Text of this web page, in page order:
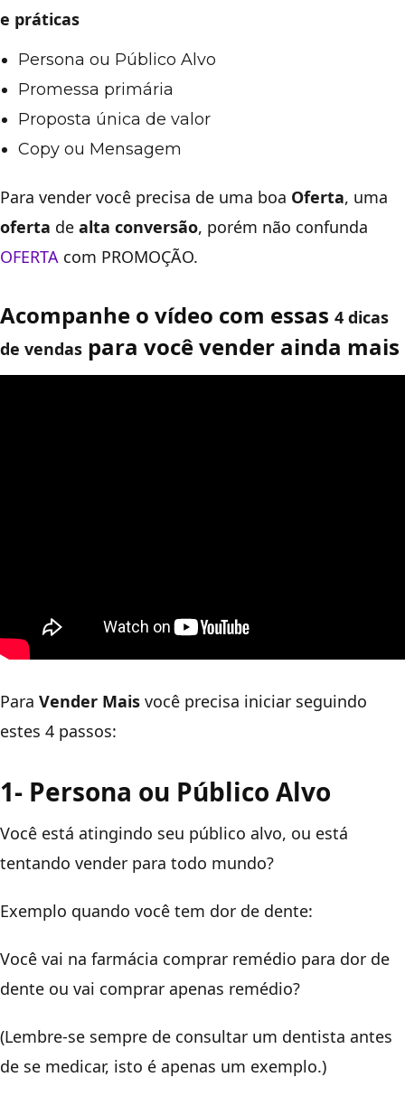
e práticas
Persona ou Público Alvo
Promessa primária
Proposta única de valor
Copy ou Mensagem
Para vender você precisa de uma boa Oferta, uma
oferta de alta conversão, porém não confunda
OFERTA com PROMOÇÃO.
Acompanhe o vídeo com essas 4 dicas
de vendas para você vender ainda mais
Para Vender Mais você precisa iniciar seguindo
estes 4 passos:
1- Persona ou Público Alvo
Você está atingindo seu público alvo, ou está
tentando vender para todo mundo?
Exemplo quando você tem dor de dente:
Você vai na farmácia comprar remédio para dor de
dente ou vai comprar apenas remédio?
(Lembre-se sempre de consultar um dentista antes
de se medicar, isto é apenas um exemplo.)